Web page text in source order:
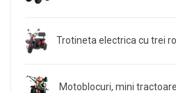
Trotineta electrica cu trei
Motoblocuri, mini tractoare